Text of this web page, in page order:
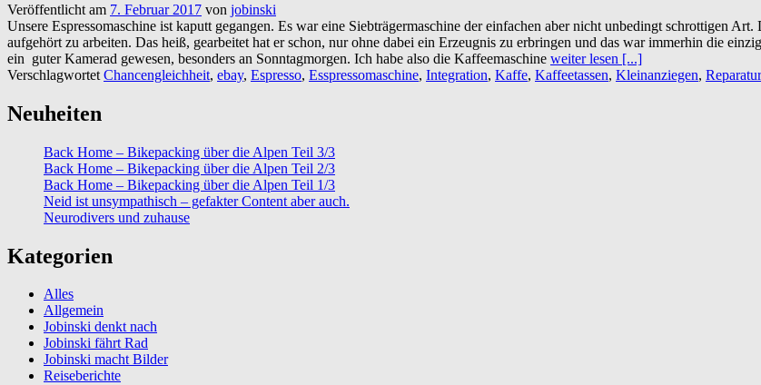
Veröffentlicht am 7. Februar 2017 von jobinski
Unsere Espressomaschine ist kaputt gegangen. Es war eine Siebträgermaschine der einfachen aber nicht unbedingt schrottigen
aufgehört zu arbeiten. Das heiß, gearbeitet hat er schon, nur ohne dabei ein Erzeugnis zu erbringen und das war immerhin die
ein guter Kamerad gewesen, besonders an Sonntagmorgen. Ich habe also die Kaffeemaschine weiter lesen [...]
Verschlagwortet Chancengleichheit, ebay, Espresso, Esspressomaschine, Integration, Kaffe, Kaffeetassen, Kleinanziegen, Reparatur
Neuheiten
Back Home – Bikepacking über die Alpen Teil 3/3
Back Home – Bikepacking über die Alpen Teil 2/3
Back Home – Bikepacking über die Alpen Teil 1/3
Neid ist unsympathisch – gefakter Content aber auch.
Neurodivers und zuhause
Kategorien
Alles
Allgemein
Jobinski denkt nach
Jobinski fährt Rad
Jobinski macht Bilder
Reiseberichte